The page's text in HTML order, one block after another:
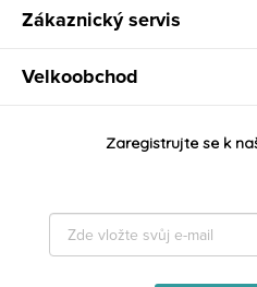
Zákaznický servis
Velkoobchod
Zaregistrujte se k